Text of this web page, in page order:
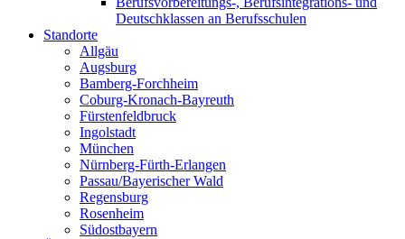
Deutschklassen an Berufsschulen
Standorte
Allgäu
Augsburg
Bamberg-Forchheim
Coburg-Kronach-Bayreuth
Fürstenfeldbruck
Ingolstadt
München
Nürnberg-Fürth-Erlangen
Passau/Bayerischer Wald
Regensburg
Rosenheim
Südostbayern